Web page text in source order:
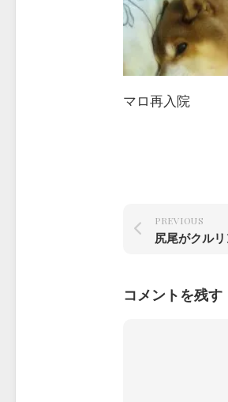
マロ再入院
PREVIOUS
コメントを残す